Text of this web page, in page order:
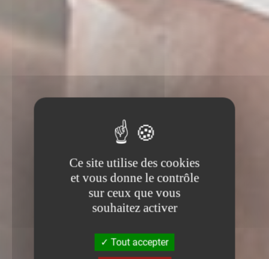
Ce site utilise des cookies
et vous donne le contrôle
sur ceux que vous
souhaitez activer
Tout accepter